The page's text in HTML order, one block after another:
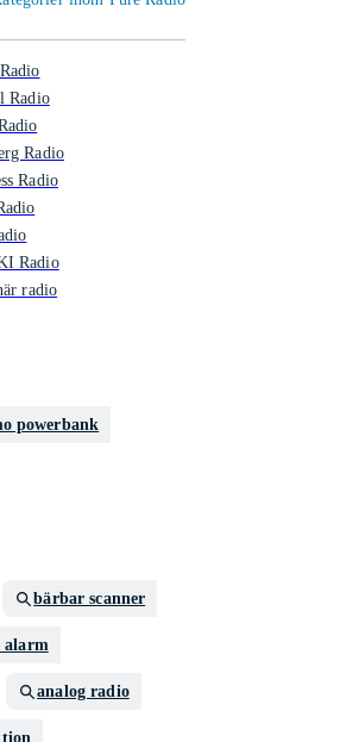
Radio
Radio
Radio
Radio
radio
powerbank
bärbar scanner
alarm
analog radio